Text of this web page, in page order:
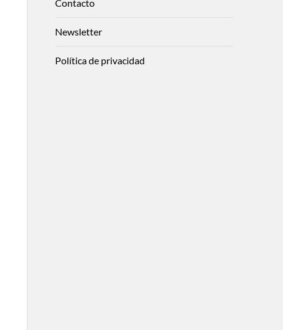
Contacto
Newsletter
Política de privacidad